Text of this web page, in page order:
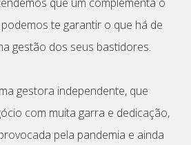
te garantir o que há de
gestão dos seus bastidores.
gestora independente, que
com muita garra e dedicação,
pela pandemia e ainda